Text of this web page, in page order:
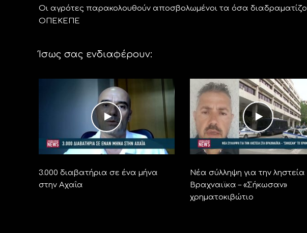
Οι αγρότες παρακολουθούν αποσβολωμένοι τα όσα
ΟΠΕΚΕΠΕ
Ίσως σας ενδιαφέρουν:
3.000 διαβατήρια σε ένα μήνα
στην Αχαΐα
Νέα σύλληψη για την
Βραχναιϊκα – «Σήκωσαν»
χρηματοκιβώτιο